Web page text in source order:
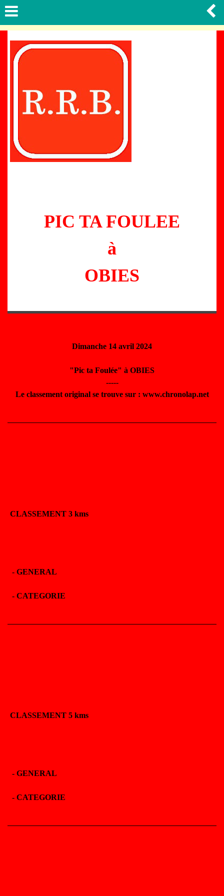
PIC TA FOULEE
à
OBIES
Dimanche 14 avril 2024
"Pic ta Foulée" à OBIES
-----
Le classement original se trouve sur : www.chronolap.net
CLASSEMENT 3 kms
- GENERAL
- CATEGORIE
CLASSEMENT 5 kms
- GENERAL
- CATEGORIE